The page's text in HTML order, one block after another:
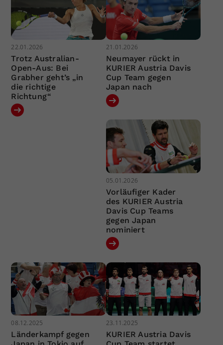
22.01.2026
Trotz Australian-
Open-Aus: Bei
Grabher geht’s „in
die richtige
Richtung“
21.01.2026
Neumayer rückt in
KURIER Austria Davis
Cup Team gegen
Japan nach
05.01.2026
Vorläufiger Kader
des KURIER Austria
Davis Cup Teams
gegen Japan
nominiert
08.12.2025
Länderkampf gegen
23.11.2025
KURIER Austria Davis